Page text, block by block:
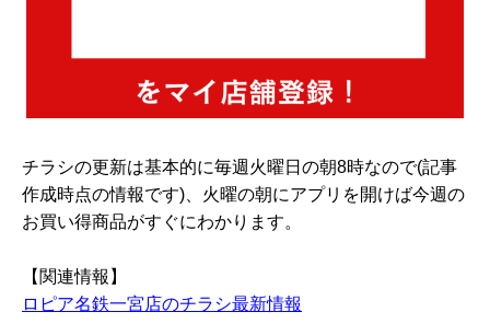
チラシの更新は基本的に毎週火曜日の朝8時なので(記事
作成時点の情報です)、火曜の朝にアプリを開けば今週の
お買い得商品がすぐにわかります。
【関連情報】
ロピア名鉄一宮店のチラシ最新情報